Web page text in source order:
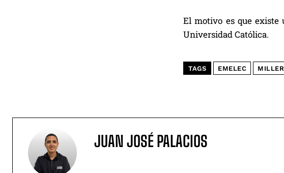
El motivo es que existe
Universidad Católica.
TAGS EMELEC
JUAN JOSÉ PALACIOS